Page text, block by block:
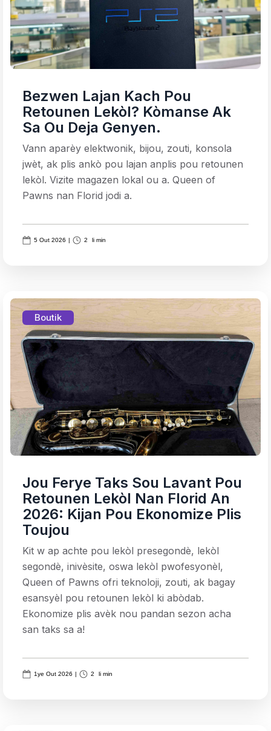
Bezwen Lajan Kach Pou
Retounen Lekòl? Kòmanse Ak
Sa Ou Deja Genyen.
Vann aparèy elektwonik, bijou, zouti, konsola
jwèt, ak plis ankò pou lajan anplis pou retounen
lekòl. Vizite magazen lokal ou a. Queen of
Pawns nan Florid jodi a.
5 Out 2026 | 2 li min
Boutik
Jou Ferye Taks Sou Lavant Pou
Retounen Lekòl Nan Florid An
2026: Kijan Pou Ekonomize Plis
Toujou
Kit w ap achte pou lekòl presegondè, lekòl
segondè, inivèsite, oswa lekòl pwofesyonèl,
Queen of Pawns ofri teknoloji, zouti, ak bagay
esansyèl pou retounen lekòl ki abòdab.
Ekonomize plis avèk nou pandan sezon acha
san taks sa a!
1ye Out 2026 | 2 li min